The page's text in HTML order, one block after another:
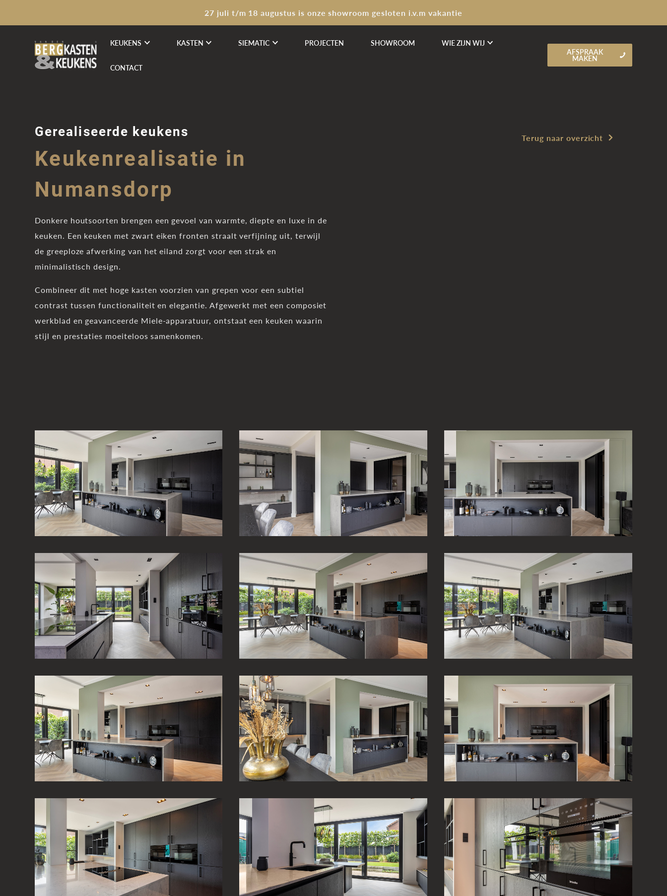
27 juli t/m 18 augustus is onze showroom gesloten i.v.m vakantie
KEUKENS KASTEN SIEMATIC PROJECTEN SHOWROOM WIE ZIJN WIJ
CONTACT
AFSPRAAK
MAKEN
Gerealiseerde keukens
Keukenrealisatie in
Numansdorp
Donkere houtsoorten brengen een gevoel van warmte, diepte en luxe in de
keuken. Een keuken met zwart eiken fronten straalt verfijning uit, terwijl
de greeploze afwerking van het eiland zorgt voor een strak en
minimalistisch design.
Combineer dit met hoge kasten voorzien van grepen voor een subtiel
contrast tussen functionaliteit en elegantie. Afgewerkt met een composiet
werkblad en geavanceerde Miele-apparatuur, ontstaat een keuken waarin
stijl en prestaties moeiteloos samenkomen.
Terug naar overzicht